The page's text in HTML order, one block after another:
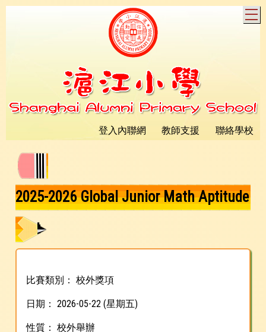
登入內聯網 教師支援 聯絡學校
2025-2026 Global Junior Math Aptitude
Test
比賽類別： 校外獎項
日期： 2026-05-22 (星期五)
性質： 校外舉辦